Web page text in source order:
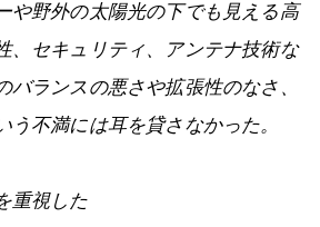
や野外の太陽光の下でも見える高
、セキュリティ、アンテナ技術な
バランスの悪さや拡張性のなさ、
う不満には耳を貸さなかった。
重視した